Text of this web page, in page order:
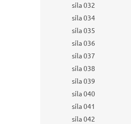
síla 032
síla 034
síla 035
síla 036
síla 037
síla 038
síla 039
síla 040
síla 041
síla 042